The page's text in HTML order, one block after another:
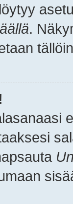
.